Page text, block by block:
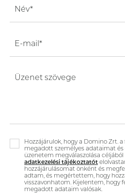
Név*
E-mail*
Üzenet szövege
Hozzájárulok, hogy a Domino Zrt.
megadott személyes adataimat
üzenetem megválaszolása céljából
adatkezelési tájékoztatót
hozzájárulásomat önként és
adtam, és megértettem, hogy
visszavonhatom. Kijelentem, hogy
megadott adataim valósak.